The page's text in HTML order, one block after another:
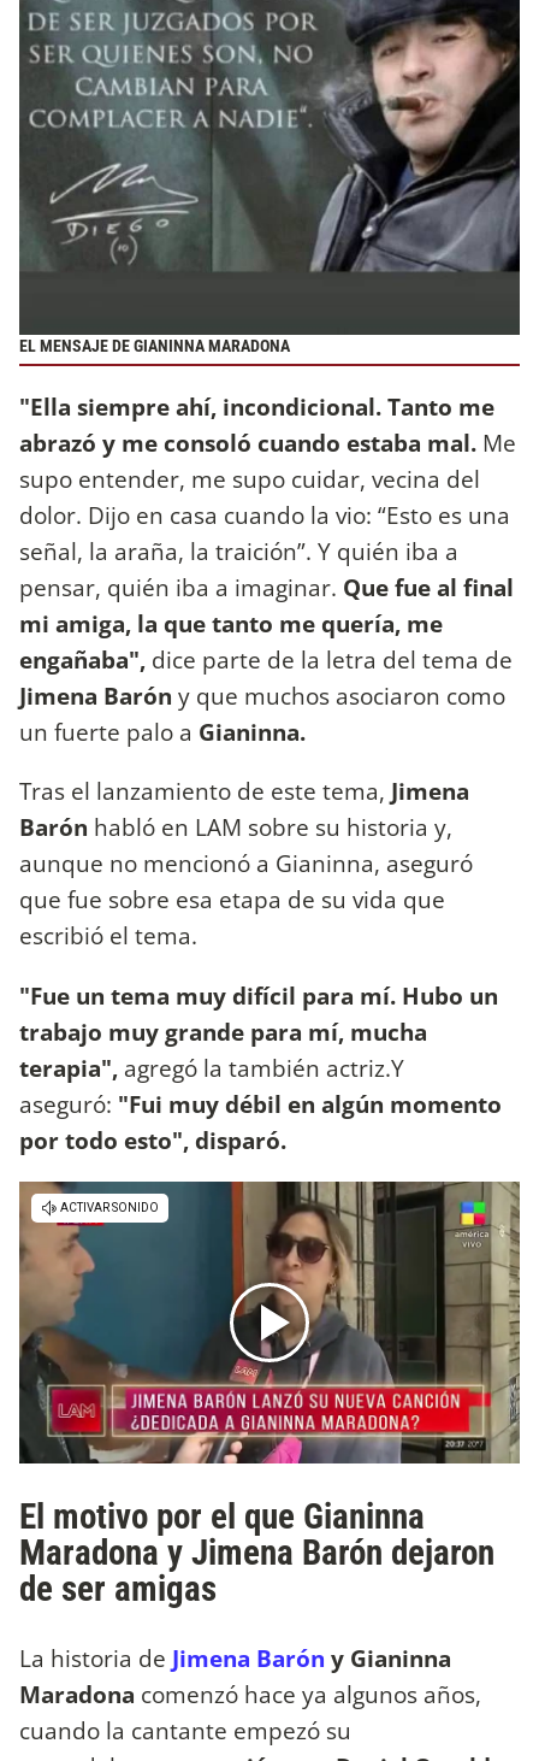
EL MENSAJE DE GIANINNA MARADONA
"Ella siempre ahí, incondicional. Tanto me
abrazó y me consoló cuando estaba mal. Me
supo entender, me supo cuidar, vecina del
dolor. Dijo en casa cuando la vio: “Esto es una
señal, la araña, la traición”. Y quién iba a
pensar, quién iba a imaginar. Que fue al final
mi amiga, la que tanto me quería, me
engañaba", dice parte de la letra del tema de
Jimena Barón y que muchos asociaron como
un fuerte palo a Gianinna.
Tras el lanzamiento de este tema, Jimena
Barón habló en LAM sobre su historia y,
aunque no mencionó a Gianinna, aseguró
que fue sobre esa etapa de su vida que
escribió el tema.
"Fue un tema muy difícil para mí. Hubo un
trabajo muy grande para mí, mucha
terapia", agregó la también actriz.Y
aseguró: "Fui muy débil en algún momento
por todo esto", disparó.
El motivo por el que Gianinna
Maradona y Jimena Barón dejaron
de ser amigas
La historia de Jimena Barón y Gianinna
Maradona comenzó hace ya algunos años,
cuando la cantante empezó su